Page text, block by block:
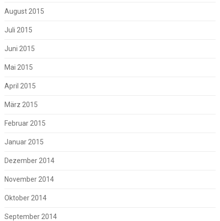
August 2015
Juli 2015
Juni 2015
Mai 2015
April 2015
März 2015
Februar 2015
Januar 2015
Dezember 2014
November 2014
Oktober 2014
September 2014